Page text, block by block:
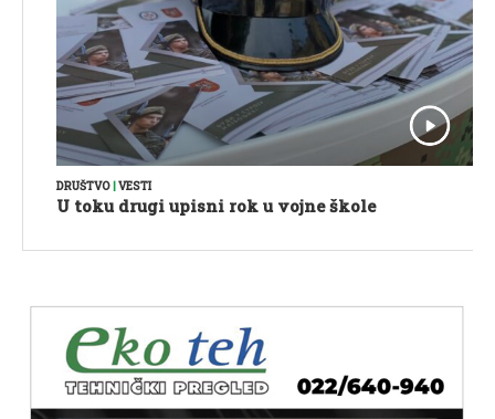
DRUŠTVO|VESTI
U toku drugi upisni rok u vojne škole